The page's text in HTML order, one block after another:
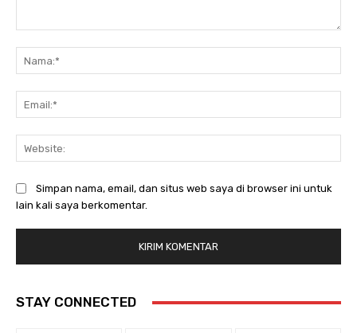
Simpan nama, email, dan situs web saya di browser ini untuk
lain kali saya berkomentar.
STAY CONNECTED